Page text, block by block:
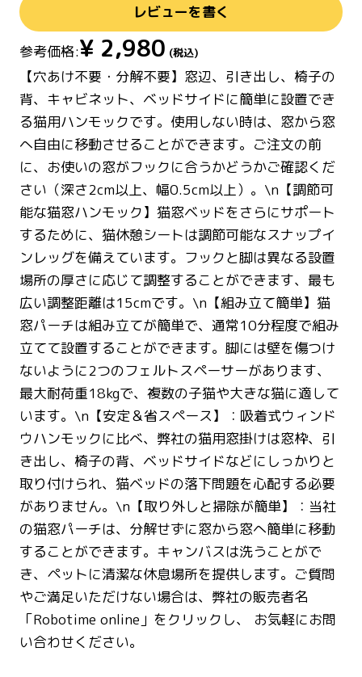
レビューを書く
参考価格:¥ 2,980 (税込)
【穴あけ不要・分解不要】窓辺、引き出し、椅子の
背、キャビネット、ベッドサイドに簡単に設置でき
る猫用ハンモックです。使用しない時は、窓から窓
へ自由に移動させることができます。ご注文の前
に、お使いの窓がフックに合うかどうかご確認くだ
さい（深さ2cm以上、幅0.5cm以上）。\n【調節可
能な猫窓ハンモック】猫窓ベッドをさらにサポート
するために、猫休憩シートは調節可能なスナップイ
ンレッグを備えています。フックと脚は異なる設置
場所の厚さに応じて調整することができます、最も
広い調整距離は15cmです。\n【組み立て簡単】猫
窓パーチは組み立てが簡単で、通常10分程度で組み
立てて設置することができます。脚には壁を傷つけ
ないように2つのフェルトスペーサーがあります、
最大耐荷重18kgで、複数の子猫や大きな猫に適して
います。\n【安定＆省スペース】：吸着式ウィンド
ウハンモックに比べ、弊社の猫用窓掛けは窓枠、引
き出し、椅子の背、ベッドサイドなどにしっかりと
取り付けられ、猫ベッドの落下問題を心配する必要
がありません。\n【取り外しと掃除が簡単】：当社
の猫窓パーチは、分解せずに窓から窓へ簡単に移動
することができます。キャンバスは洗うことがで
き、ペットに清潔な休息場所を提供します。ご質問
やご満足いただけない場合は、弊社の販売者名
「Robotime online」をクリックし、 お気軽にお問
い合わせください。